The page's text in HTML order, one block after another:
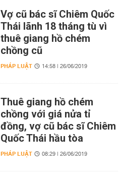
Vợ cũ bác sĩ Chiêm Quốc
Thái lãnh 18 tháng tù vì
thuê giang hồ chém
chồng cũ
PHÁP LUẬT 14:58 | 26/06/2019
Thuê giang hồ chém
chồng với giá nửa tỉ
đồng, vợ cũ bác sĩ Chiêm
Quốc Thái hầu tòa
PHÁP LUẬT 08:29 | 26/06/2019